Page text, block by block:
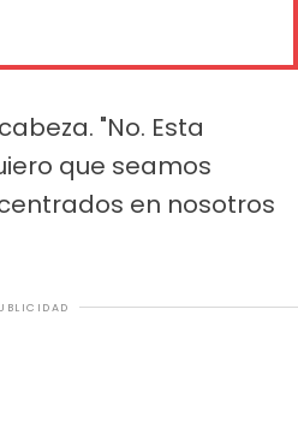
"No. Esta
que seamos
en nosotros